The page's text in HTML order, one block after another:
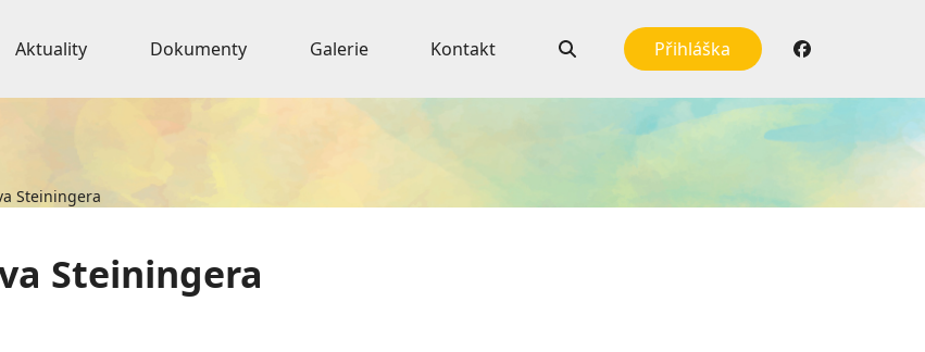
Aktuality Dokumenty Galerie Kontakt Přihláška
Steiningera
Steiningera